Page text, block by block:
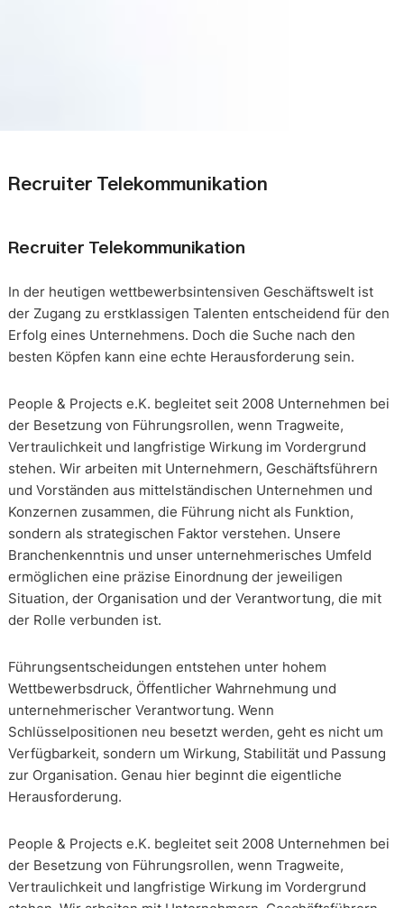
Recruiter Telekommunikation
Recruiter Telekommunikation
In der heutigen wettbewerbsintensiven Geschäftswelt ist
der Zugang zu erstklassigen Talenten entscheidend für den
Erfolg eines Unternehmens. Doch die Suche nach den
besten Köpfen kann eine echte Herausforderung sein.
People & Projects e.K. begleitet seit 2008 Unternehmen bei
der Besetzung von Führungsrollen, wenn Tragweite,
Vertraulichkeit und langfristige Wirkung im Vordergrund
stehen. Wir arbeiten mit Unternehmern, Geschäftsführern
und Vorständen aus mittelständischen Unternehmen und
Konzernen zusammen, die Führung nicht als Funktion,
sondern als strategischen Faktor verstehen. Unsere
Branchenkenntnis und unser unternehmerisches Umfeld
ermöglichen eine präzise Einordnung der jeweiligen
Situation, der Organisation und der Verantwortung, die mit
der Rolle verbunden ist.
Führungsentscheidungen entstehen unter hohem
Wettbewerbsdruck, Öffentlicher Wahrnehmung und
unternehmerischer Verantwortung. Wenn
Schlüsselpositionen neu besetzt werden, geht es nicht um
Verfügbarkeit, sondern um Wirkung, Stabilität und Passung
zur Organisation. Genau hier beginnt die eigentliche
Herausforderung.
People & Projects e.K. begleitet seit 2008 Unternehmen bei
der Besetzung von Führungsrollen, wenn Tragweite,
Vertraulichkeit und langfristige Wirkung im Vordergrund